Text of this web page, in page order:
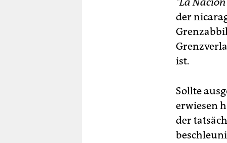
der
ist.
Sollte
erwiesen
der